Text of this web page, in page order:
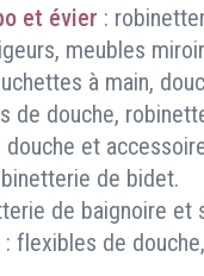
et évier :
meubles
à main,
de douche,
douche et
de bidet.
de baignoire et
: flexibles de